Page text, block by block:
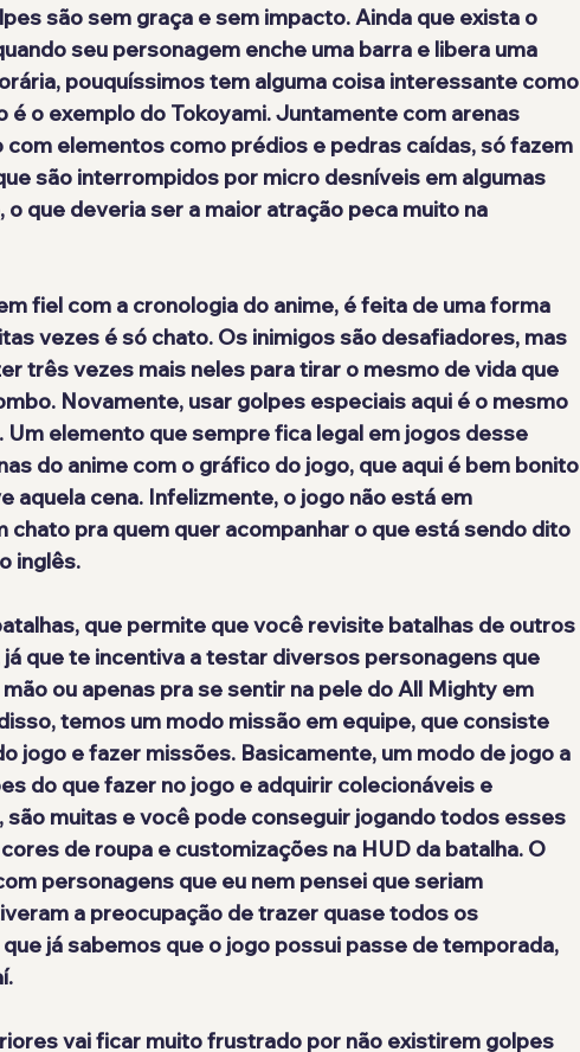
são sem graça e sem impacto. Ainda que exista o
seu personagem enche uma barra e libera uma
pouquíssimos tem alguma coisa interessante como
é o exemplo do Tokoyami. Juntamente com arenas
com elementos como prédios e pedras caídas, só fazem
são interrompidos por micro desníveis em algumas
que deveria ser a maior atração peca muito na
fiel com a cronologia do anime, é feita de uma forma
vezes é só chato. Os inimigos são desafiadores, mas
três vezes mais neles para tirar o mesmo de vida que
Novamente, usar golpes especiais aqui é o mesmo
Um elemento que sempre fica legal em jogos desse
do anime com o gráfico do jogo, que aqui é bem bonito
aquela cena. Infelizmente, o jogo não está em
chato pra quem quer acompanhar o que está sendo dito
inglês.
que permite que você revisite batalhas de outros
já que te incentiva a testar diversos personagens que
ou apenas pra se sentir na pele do All Mighty em
temos um modo missão em equipe, que consiste
jogo e fazer missões. Basicamente, um modo de jogo a
do que fazer no jogo e adquirir colecionáveis e
são muitas e você pode conseguir jogando todos esses
de roupa e customizações na HUD da batalha. O
personagens que eu nem pensei que seriam
a preocupação de trazer quase todos os
já sabemos que o jogo possui passe de temporada,
vai ficar muito frustrado por não existirem golpes